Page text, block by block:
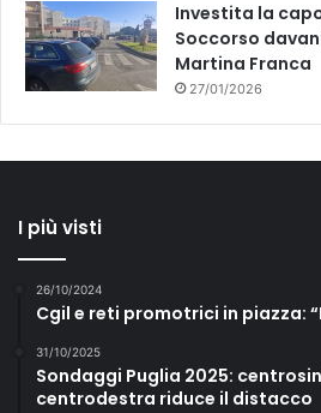
Investita la
Soccorso
Martina Franca
27/01/2026
I più visti
26/10/2024
Cgil e reti promotrici in piazza:
31/10/2025
Sondaggi Puglia 2025:
centrodestra riduce il distacco